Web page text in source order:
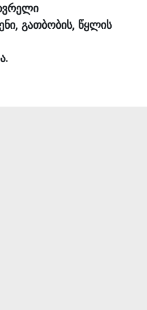
გათბობის, წყლის